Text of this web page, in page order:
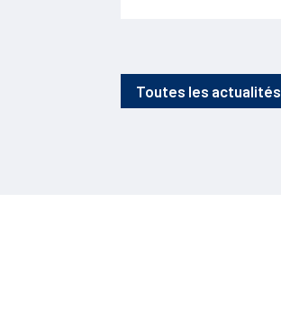
Toutes les actualités